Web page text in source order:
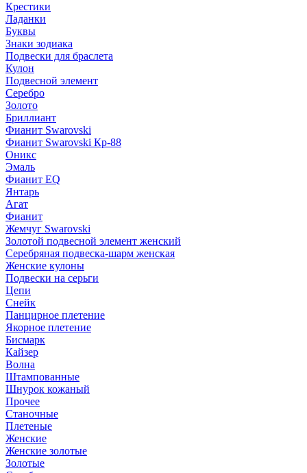
Крестики
Ладанки
Буквы
Знаки зодиака
Подвески для браслета
Кулон
Подвесной элемент
Серебро
Золото
Бриллиант
Фианит Swarovski
Фианит Swarovski Кр-88
Оникс
Эмаль
Фианит EQ
Янтарь
Агат
Фианит
Жемчуг Swarovski
Золотой подвесной элемент женcкий
Серебряная подвеска-шарм женская
Женские кулоны
Подвески на серьги
Цепи
Снейк
Панцирное плетение
Якорное плетение
Бисмарк
Кайзер
Волна
Штампованные
Шнурок кожаный
Прочее
Станочные
Плетеные
Женские
Женские золотые
Золотые